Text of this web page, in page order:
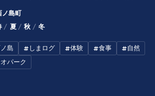
ノ島町
夏 秋 冬
島 # しまログ #体験 #食事 #自然
パーク